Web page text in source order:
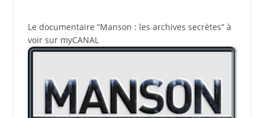
Le documentaire “Manson : les archives secrètes” à
voir sur myCANAL